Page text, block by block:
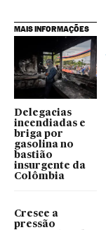
MAIS INFORMAÇÕES
Delegacias
incendiadas e
briga por
gasolina no
bastião
insurgente da
Colômbia
Cresce a
pressão